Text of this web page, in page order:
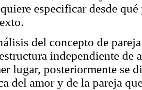
especificar desde
del concepto de
independiente de
lugar, posteriormente se
del amor y de la pareja